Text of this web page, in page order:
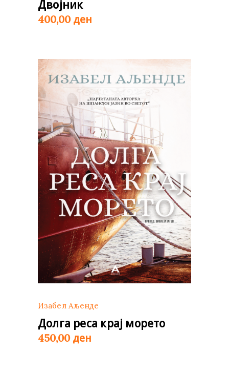
Двојник
400,00 ден
Изабел Аљенде
Долга реса крај морето
450,00 ден